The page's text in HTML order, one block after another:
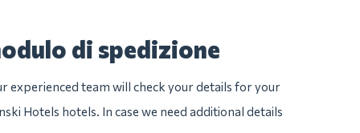
di spedizione
experienced team will check your details for your
Hotels hotels. In case we need additional details